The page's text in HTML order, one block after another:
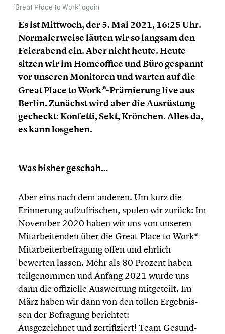
‘Great Place to Work’ again
Es ist Mittwoch, der 5. Mai 2021, 16:25 Uhr.
Norma­ler­weise läuten wir so langsam den
Feier­abend ein. Aber nicht heute. Heute
sitzen wir im Homeof­fice und Büro gespannt
vor unseren Monitoren und warten auf die
Great Place to Work®-Prämierung live aus
Berlin. Zunächst wird aber die Ausrüs­tung
gecheckt: Konfetti, Sekt, Krönchen. Alles da,
es kann losgehen.
Was bisher geschah…
Aber eins nach dem anderen. Um kurz die
Erinne­rung aufzu­fri­schen, spulen wir zurück: Im
November 2020 haben wir uns von unseren
Mitar­bei­ten­den über die Great Place to Work®-
Mitarbeiterbefragung offen und ehrlich
bewerten lassen. Mehr als 80 Prozent haben
teilge­nom­men und Anfang 2021 wurde uns
dann die offizi­elle Auswer­tung mitge­teilt. Im
März haben wir dann von den tollen Ergeb­nis­
sen der Befragung berichtet:
Ausge­zeich­net und zerti­fi­ziert! Team Gesund­